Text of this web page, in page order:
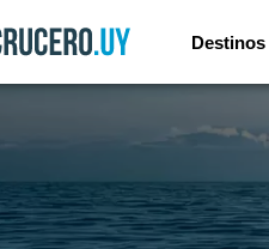
Destinos